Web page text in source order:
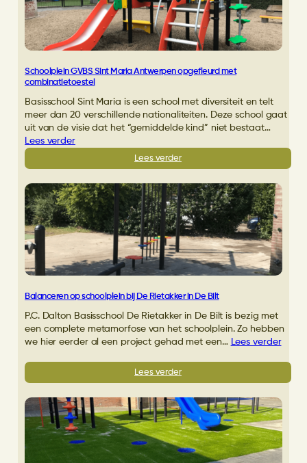
OBS
Willemschool
Monster
Schoolplein GVBS Sint Maria Antwerpen opgefleurd met
combinatietoestel
Basisschool Sint Maria is een school met diversiteit en telt
meer dan 20 verschillende nationaliteiten. Deze school gaat
uit van de visie dat het “gemiddelde kind” niet bestaat…
Lees verder
Lees verder:
Schoolplein
GVBS
Sint
Maria
Antwerpen
opgefleurd
met
combinatietoestel
Balanceren op schoolplein bij De Rietakker in De Bilt
P.C. Dalton Basisschool De Rietakker in De Bilt is bezig met
een complete metamorfose van het schoolplein. Zo hebben
we hier eerder al een project gehad met een… Lees verder
Lees verder:
Balanceren
op
schoolplein
bij
De
Rietakker
in